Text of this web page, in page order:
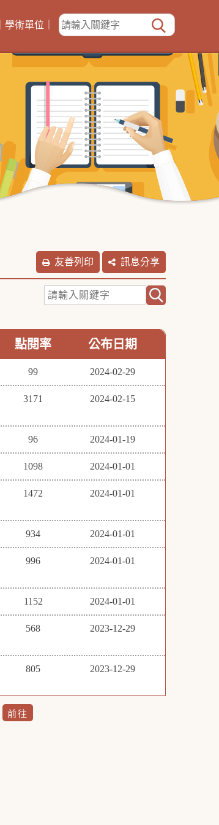
學術單位
友善列印 訊息分享
點閱率 公布日期
99 2024-02-29
3171 2024-02-15
96 2024-01-19
1098 2024-01-01
1472 2024-01-01
934 2024-01-01
996 2024-01-01
1152 2024-01-01
568 2023-12-29
805 2023-12-29